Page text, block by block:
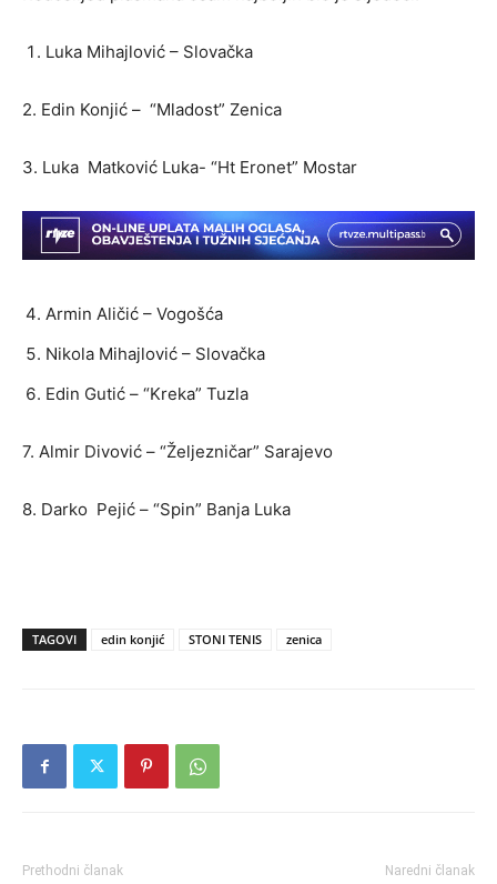
Luka Mihajlović – Slovačka
2. Edin Konjić – “Mladost” Zenica
3. Luka Matković Luka- “Ht Eronet” Mostar
Armin Aličić – Vogošća
Nikola Mihajlović – Slovačka
Edin Gutić – “Kreka” Tuzla
7. Almir Divović – “Željezničar” Sarajevo
8. Darko Pejić – “Spin” Banja Luka
TAGOVI edin konjić STONI TENIS zenica
Prethodni članak Naredni članak